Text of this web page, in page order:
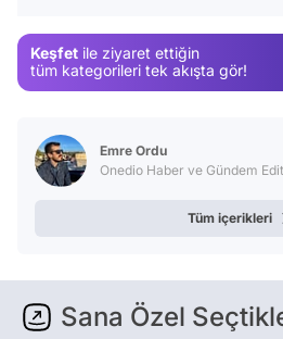
Keşfet ile ziyaret ettiğin
tüm kategorileri tek akışta gör!
Emre Ordu
Onedio Haber ve Gündem
Tüm içerikleri
Sana Özel